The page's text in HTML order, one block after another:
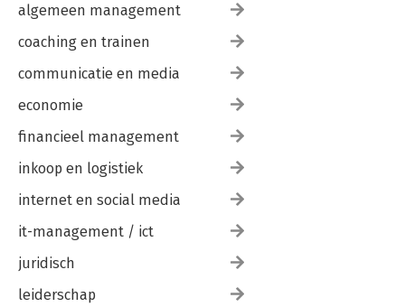
algemeen management
coaching en trainen
communicatie en media
economie
financieel management
inkoop en logistiek
internet en social media
it-management / ict
juridisch
leiderschap